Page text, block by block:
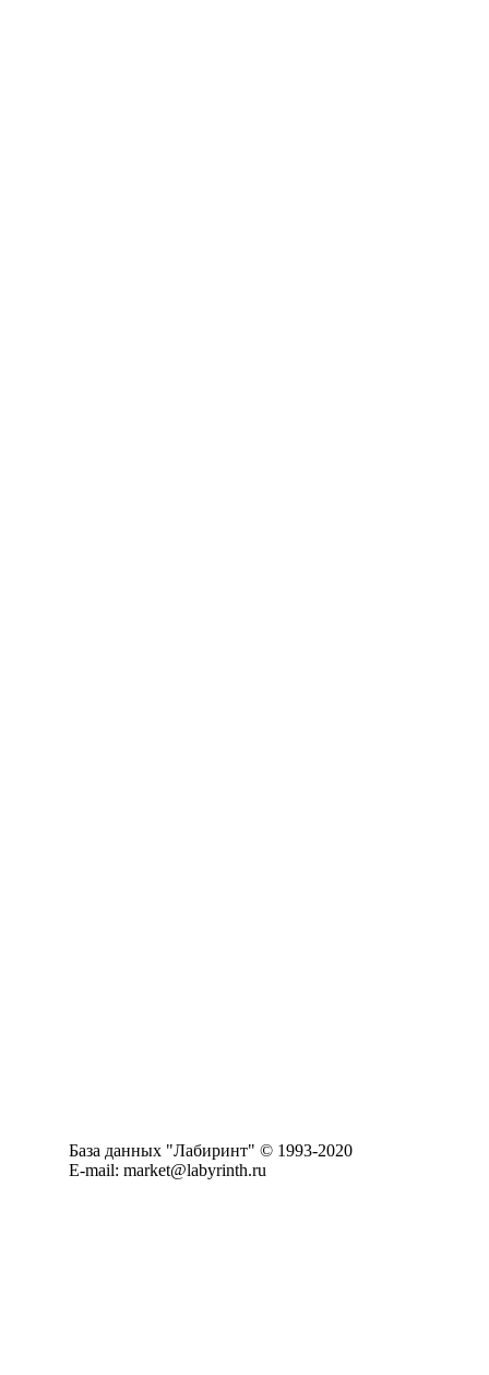
База данных "Лабиринт" © 1993-2020
E-mail: market@labyrinth.ru